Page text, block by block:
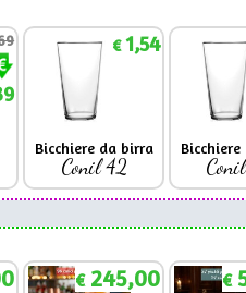
€1,54
Bicchiere da birra
Conil 42
€245,00 €